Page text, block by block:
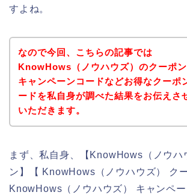
すよね。
なので今回、こちらの記事では
KnowHows（ノウハウズ）のクーポ
キャンペーンコードなどお得なクーポ
ードを私自身が調べた結果をお伝えさ
いただきます。
まず、私自身、【KnowHows（ノウハ
ン】【 KnowHows（ノウハウズ） ク
KnowHows（ノウハウズ） キャンペ